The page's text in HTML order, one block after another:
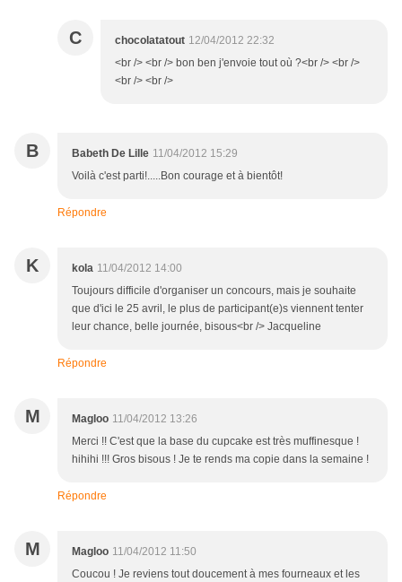
C chocolatatout 12/04/2012 22:32
<br /> <br /> bon ben j'envoie tout où ?<br /> <br />
<br /> <br />
B Babeth De Lille 11/04/2012 15:29
Voilà c'est parti!.....Bon courage et à bientôt!
Répondre
K kola 11/04/2012 14:00
Toujours difficile d'organiser un concours, mais je souhaite
que d'ici le 25 avril, le plus de participant(e)s viennent tenter
leur chance, belle journée, bisous<br /> Jacqueline
Répondre
M Magloo 11/04/2012 13:26
Merci !! C'est que la base du cupcake est très muffinesque !
hihihi !!! Gros bisous ! Je te rends ma copie dans la semaine !
Répondre
M Magloo 11/04/2012 11:50
Coucou ! Je reviens tout doucement à mes fourneaux et les